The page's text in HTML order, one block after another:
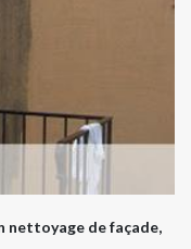
nettoyage de façade,